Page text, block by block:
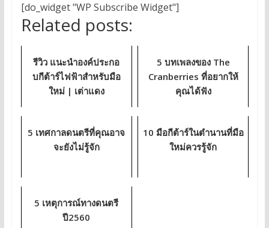
[do_widget "WP Subscribe Widget"]
Related posts:
รีวิว แนะนำองค์ประกอ
บกีต้าร์ไฟฟ้าสำหรับมือ
ใหม่ | เต่าแดง
5 บทเพลงของ The
Cranberries ที่อยากให้
คุณได้ฟัง
5 เทศกาลดนตรีที่คุณอาจ
จะยังไม่รู้จัก
10 มือกีต้าร์ในตำนานที่มือ
ใหม่ควรรู้จัก
5 เหตุการณ์ทางดนตรี
ปี2560